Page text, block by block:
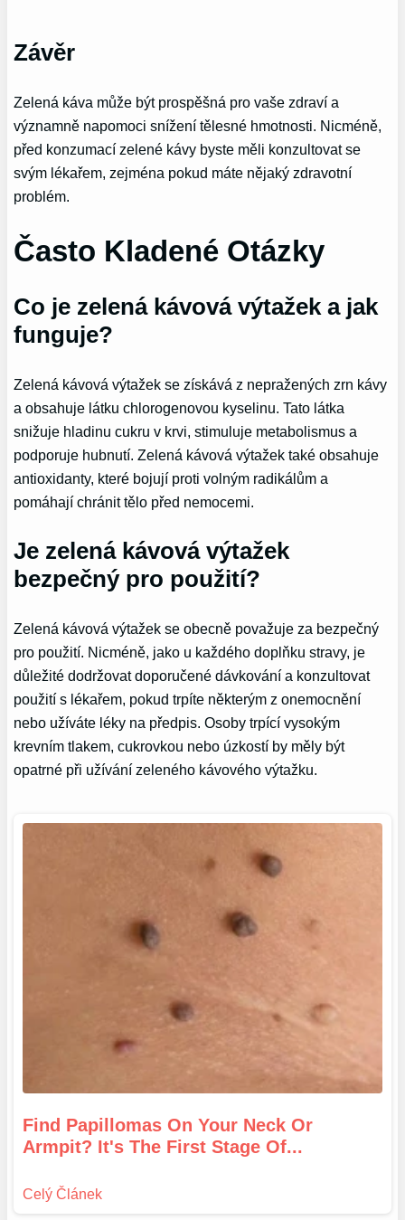
Závěr
Zelená káva může být prospěšná pro vaše zdraví a
významně napomoci snížení tělesné hmotnosti. Nicméně,
před konzumací zelené kávy byste měli konzultovat se
svým lékařem, zejména pokud máte nějaký zdravotní
problém.
Často Kladené Otázky
Co je zelená kávová výtažek a jak
funguje?
Zelená kávová výtažek se získává z nepražených zrn kávy
a obsahuje látku chlorogenovou kyselinu. Tato látka
snižuje hladinu cukru v krvi, stimuluje metabolismus a
podporuje hubnutí. Zelená kávová výtažek také obsahuje
antioxidanty, které bojují proti volným radikálům a
pomáhají chránit tělo před nemocemi.
Je zelená kávová výtažek
bezpečný pro použití?
Zelená kávová výtažek se obecně považuje za bezpečný
pro použití. Nicméně, jako u každého doplňku stravy, je
důležité dodržovat doporučené dávkování a konzultovat
použití s lékařem, pokud trpíte některým z onemocnění
nebo užíváte léky na předpis. Osoby trpící vysokým
krevním tlakem, cukrovkou nebo úzkostí by měly být
opatrné při užívání zeleného kávového výtažku.
Find Papillomas On Your Neck Or
Armpit? It's The First Stage Of...